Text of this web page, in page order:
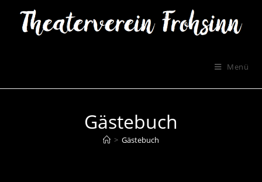
Menü
Gästebuch
> Gästebuch